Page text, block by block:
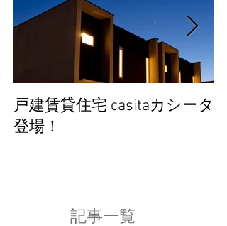
戸建賃貸住宅 casitaカシータ
登場！
記事一覧